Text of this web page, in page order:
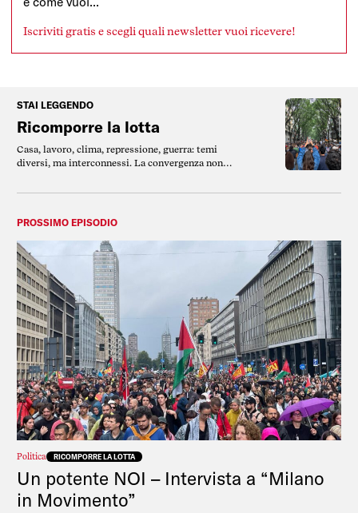
Iscriviti gratis e scegli quali newsletter vuoi ricevere!
STAI LEGGENDO
Ricomporre la lotta
Casa, lavoro, clima, repressione, guerra: temi
diversi, ma interconnessi. La convergenza non è
PROSSIMO EPISODIO
Politica RICOMPORRE LA LOTTA
Un potente NOI – Intervista a “Milano
in Movimento”